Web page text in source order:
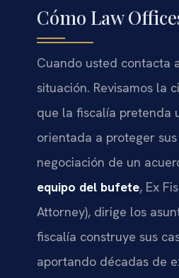
Cómo Law
Cuando usted contacta
situación. Revisamos la
que la fiscalía pretenda
orientada a proteger
negociación de un
equipo del bufete, Ex
Attorney), dirige los
fiscalía construye sus
aportando décadas de